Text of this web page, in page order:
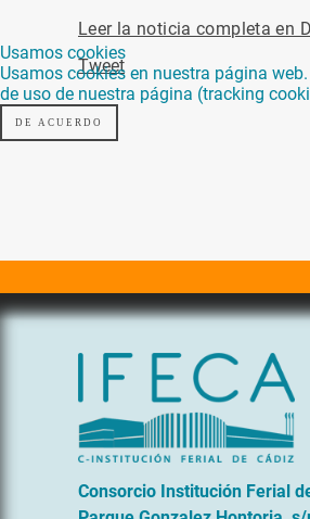
Leer la noticia completa en
Tweet
Consorcio Institución Ferial
Usamos cookies
Usamos cookies en nuestra página
de uso de nuestra página (tracking
DE ACUERDO